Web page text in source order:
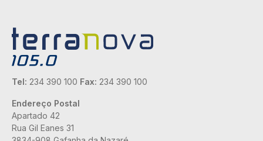
Tel: 234 390 100 Fax: 234 390 100
Endereço Postal
Apartado 42
Rua Gil Eanes 31